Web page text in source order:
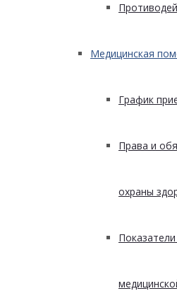
Медицинская
График
Права и
охраны